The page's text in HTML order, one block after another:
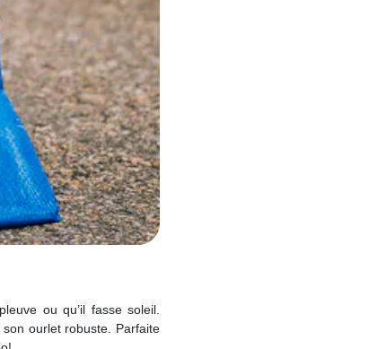
ou qu’il fasse soleil.
ourlet robuste. Parfaite